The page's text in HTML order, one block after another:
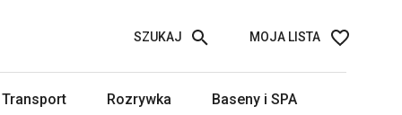
MOJA LISTA
SZUKAJ
Transport Rozrywka Baseny i SPA